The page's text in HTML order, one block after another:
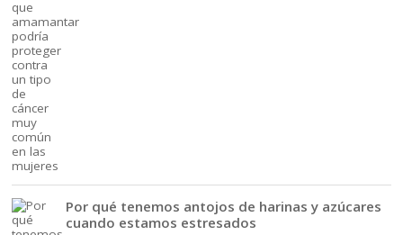
Por qué tenemos antojos de harinas y azúcares
cuando estamos estresados